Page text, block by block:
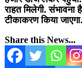
राहत मिलेगी.
टीकाकरण किया जाएगा.
Share this News...